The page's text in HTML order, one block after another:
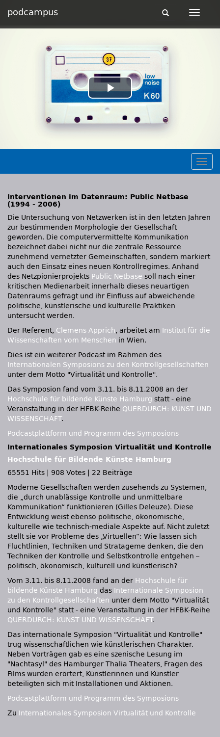
podcampus
Toggle
Toggle
Play
Video
Interventionen im Datenraum: Public Netbase
(1994 - 2006)
Die Untersuchung von Netzwerken ist in den letzten Jahren
zur bestimmenden Morphologie der Gesellschaft
geworden. Die computervermittelte Kommunikation
bezeichnet dabei nicht nur die zentrale Ressource
zunehmend vernetzter Gemeinschaften, sondern markiert
auch den Einsatz eines neuen Kontrollregimes. Anhand
des Netzpionierprojekts Public Netbase soll nach einer
kritischen Medienarbeit innerhalb dieses neuartigen
Datenraums gefragt und ihr Einfluss auf abweichende
politische, künstlerische und kulturelle Praktiken
untersucht werden.
Der Referent, Clemens Apprich, arbeitet am Institut für die
Wissenschaften vom Menschen in Wien.
Dies ist ein weiterer Podcast im Rahmen des
Internationalen Symposions zu den Kontrollgesellschaften
unter dem Motto "Virtualität und Kontrolle".
Das Symposion fand vom 3.11. bis 8.11.2008 an der
Hochschule für bildende Künste Hamburg statt - eine
Veranstaltung in der HFBK-Reihe QUERDURCH: KUNST UND
WISSENSCHAFT.
Podcastplattform und Programm des Symposions
Internationales Symposion Virtualität und Kontrolle
Hochschule für Bildende Künste Hamburg
65551 Hits
908 Votes
22 Beiträge
Moderne Gesellschaften werden zusehends zu Systemen,
die „durch unablässige Kontrolle und unmittelbare
Kommunikation“ funktionieren (Gilles Deleuze). Diese
Entwicklung weist ebenso politische, ökonomische,
kulturelle wie technisch-mediale Aspekte auf. Nicht zuletzt
stellt sie vor Probleme des „Virtuellen“: Wie lassen sich
Fluchtlinien, Techniken und Stratageme denken, die den
Techniken der Kontrolle und Selbstkontrolle entgehen –
politisch, ökonomisch, kulturell und künstlerisch?
Vom 3.11. bis 8.11.2008 fand an der Hochschule für
bildende Künste Hamburg das Internationale Symposion
zu den Kontrollgesellschaften unter dem Motto "Virtualität
und Kontrolle" statt - eine Veranstaltung in der HFBK-Reihe
QUERDURCH: KUNST UND WISSENSCHAFT.
Das internationale Symposion "Virtualität und Kontrolle"
trug wissenschaftlichen wie künstlerischen Charakter.
Neben Vorträgen gab es eine szenische Lesung im
"Nachtasyl" des Hamburger Thalia Theaters, Fragen des
Films wurden erörtert, Künstlerinnen und Künstler
beteiligten sich mit Installationen und Aktionen.
Podcastplattform und Programm des Symposions
Zu Internationales Symposion Virtualität und Kontrolle